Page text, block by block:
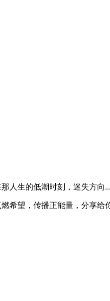
人生的低潮时刻，迷失方向...
希望，传播正能量，分享给